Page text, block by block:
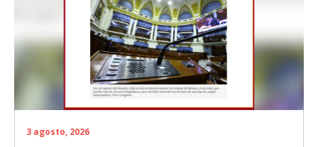
3 agosto, 2026